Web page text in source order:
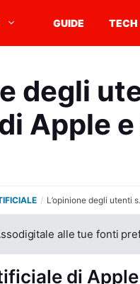
GUIDE TECH
degli
Apple
/
alle tue fonti
di